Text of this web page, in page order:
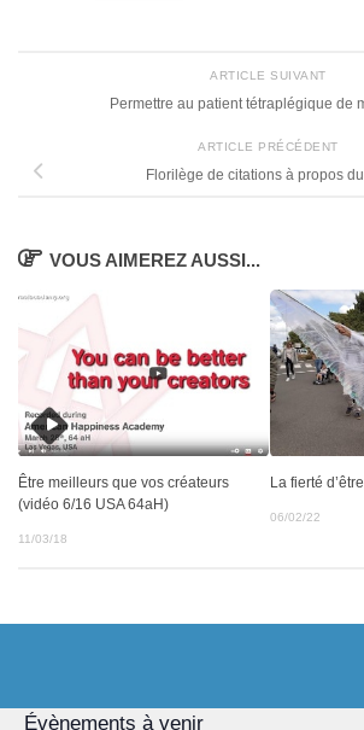
ARTICLE SUIVANT
Permettre au patient tétraplégique de
ARTICLE PRÉCÉDENT
Florilège de citations à propos
VOUS AIMEREZ AUSSI...
Être meilleurs que vos créateurs
(vidéo 6/16 USA 64aH)
11/03/18
La fierté
06/02/22
Évènements à venir